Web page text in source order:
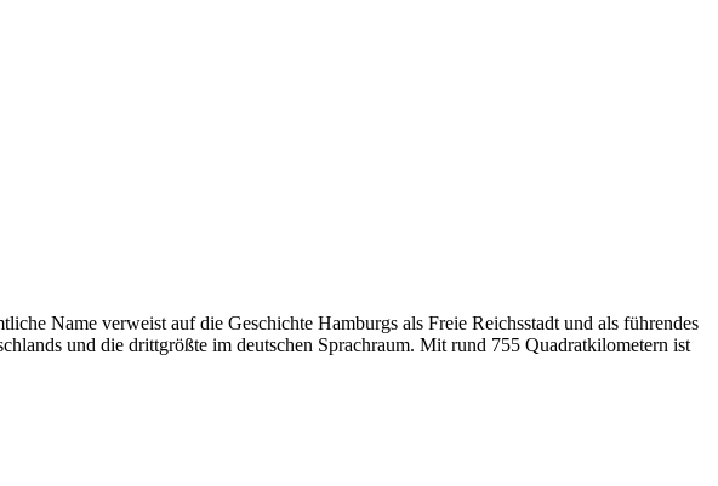
Name verweist auf die Geschichte Hamburgs als Freie Reichsstadt und als führendes
und die drittgrößte im deutschen Sprachraum. Mit rund 755 Quadratkilometern ist